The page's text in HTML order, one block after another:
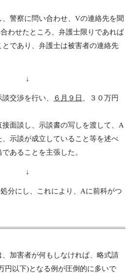
警察に問い合わせ、Vの連絡先を聞
わせたところ、弁護士限りであれば
であり、弁護士は被害者の連絡先
↓
交渉を行い、 ６月９日
、３０万円
面談し、示談書の写しを渡して、A
示談が成立していること等を述べ
あることを主張した。
↓
分にし、これにより、Aに前科がつ
、加害者が何もしなければ、略式請
円以下)となる例が圧倒的に多いで